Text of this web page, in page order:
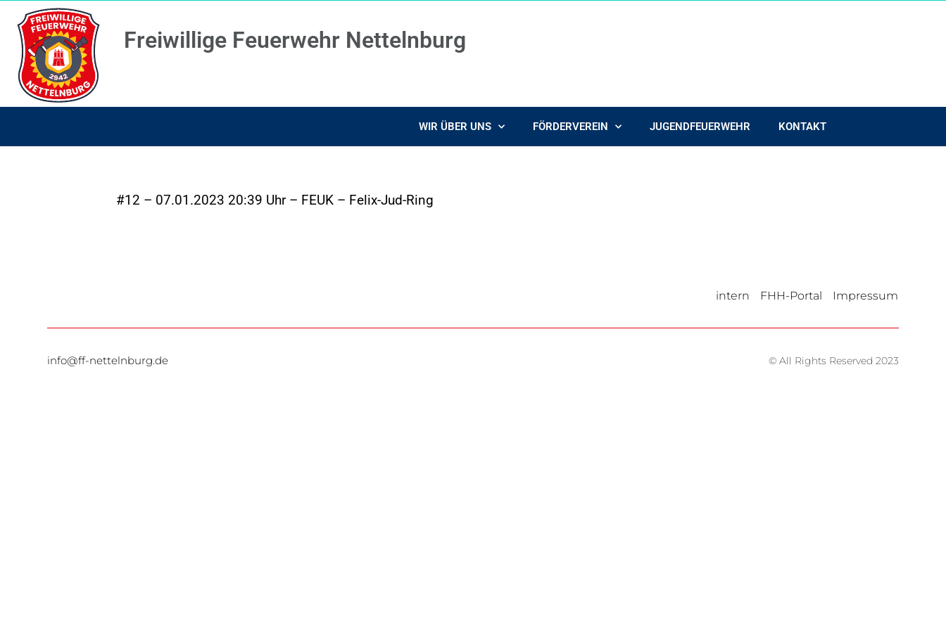
Freiwillige Feuerwehr Nettelnburg
WIR ÜBER UNS FÖRDERVEREIN JUGENDFEUERWEHR KONTAKT
#12 – 07.01.2023 20:39 Uhr – FEUK – Felix-Jud-Ring
intern FHH-Portal Impressum
info@ff-nettelnburg.de © All Rights Reserved 2023